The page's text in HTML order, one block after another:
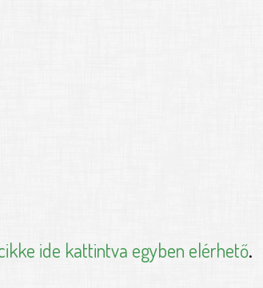
ide kattintva egyben elérhető.